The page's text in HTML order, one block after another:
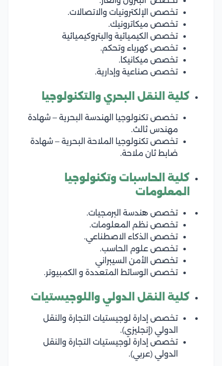
تخصص الإلكترونيات والاتصالات.
تخصص ميكاترونيك.
تخصص الكيميائية والبتروكيميائية
تخصص كهرباء وتحكم.
تخصص ميكانيكا.
تخصص صناعية وإدارية.
كلية النقل البحري والتكنولوجيا
تخصص تكنولوجيا الهندسة البحرية – شهادة
مهندس ثالث.
تخصص تكنولوجيا الملاحة البحرية – شهادة
ضابط ثان ملاحة.
كلية الحاسبات وتكنولوجيا
المعلومات
تخصص هندسة البرمجيات.
تخصص نظم المعلومات.
تخصص الذكاء الاصطناعي.
تخصص علوم الحاسب.
تخصص الأمن السيبراني
تخصص الوسائط المتعددة و الكمبيوتر.
كلية النقل الدولي و اللوجيستيات
تخصص إدارة لوجيستيات التجارة والنقل
الدولي (إنجليزي).
تخصص إدارة لوجيستيات التجارة والنقل
الدولي (عربي).